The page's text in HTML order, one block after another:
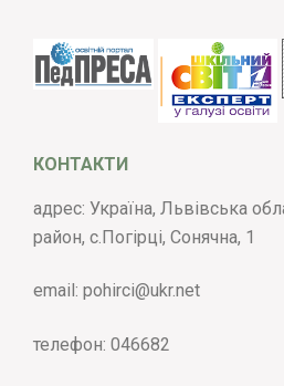
КОНТАКТИ
адрес: Україна, Львівська
район, с.Погірці, Сонячна, 1
email: pohirci@ukr.net
телефон: 046682